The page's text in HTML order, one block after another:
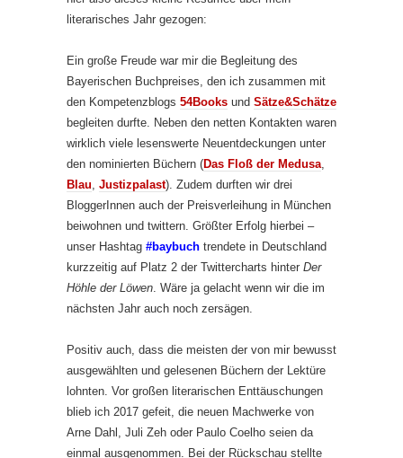
literarisches Jahr gezogen:
Ein große Freude war mir die Begleitung des
Bayerischen Buchpreises, den ich zusammen mit
den Kompetenzblogs 54Books und Sätze&Schätze
begleiten durfte. Neben den netten Kontakten waren
wirklich viele lesenswerte Neuentdeckungen unter
den nominierten Büchern (Das Floß der Medusa,
Blau, Justizpalast). Zudem durften wir drei
BloggerInnen auch der Preisverleihung in München
beiwohnen und twittern. Größter Erfolg hierbei –
unser Hashtag #baybuch trendete in Deutschland
kurzzeitig auf Platz 2 der Twittercharts hinter Der
Höhle der Löwen. Wäre ja gelacht wenn wir die im
nächsten Jahr auch noch zersägen.
Positiv auch, dass die meisten der von mir bewusst
ausgewählten und gelesenen Büchern der Lektüre
lohnten. Vor großen literarischen Enttäuschungen
blieb ich 2017 gefeit, die neuen Machwerke von
Arne Dahl, Juli Zeh oder Paulo Coelho seien da
einmal ausgenommen. Bei der Rückschau stellte